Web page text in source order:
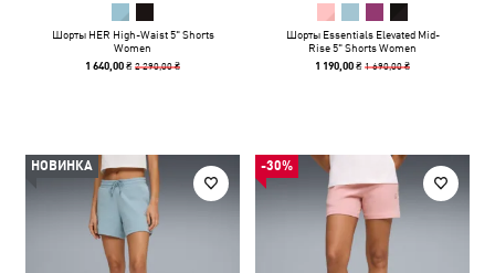
Шорты HER High-Waist 5" Shorts
Women
1 640,00 ₴2 290,00 ₴
Шорты Essentials Elevated Mid-
Rise 5" Shorts Women
1 190,00 ₴1 690,00 ₴
НОВИНКА -30%